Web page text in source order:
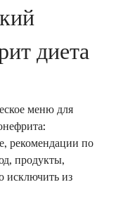
диета
меню для
рекомендации по
продукты,
исключить из